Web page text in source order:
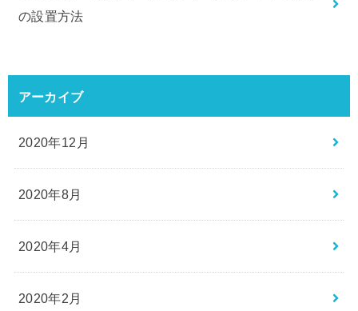
の設置方法
アーカイブ
2020年12月
2020年8月
2020年4月
2020年2月